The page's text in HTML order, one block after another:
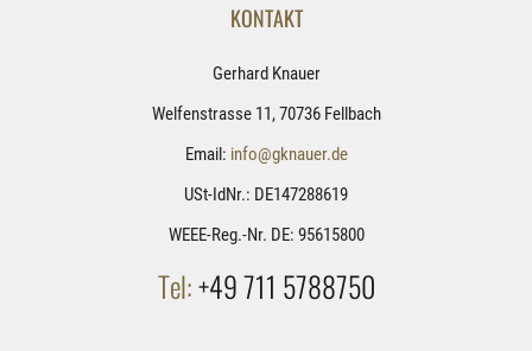
KONTAKT
Gerhard Knauer
Welfenstrasse 11, 70736 Fellbach
Email: info@gknauer.de
USt-IdNr.: DE147288619
WEEE-Reg.-Nr. DE: 95615800
Tel:+49 711 5788750